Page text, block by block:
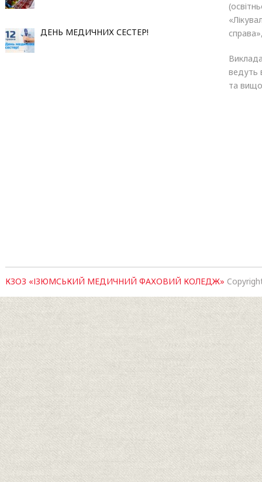
ДЕНЬ МЕДИЧНИХ СЕСТЕР!
ведуть
та
КЗОЗ «ІЗЮМСЬКИЙ МЕДИЧНИЙ ФАХОВИЙ КОЛЕДЖ»